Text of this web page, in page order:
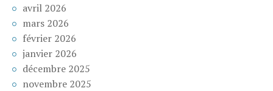
avril 2026
mars 2026
février 2026
janvier 2026
décembre 2025
novembre 2025